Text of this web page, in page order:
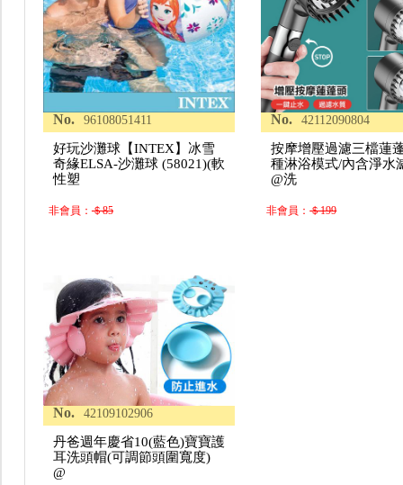
No. 96108051411
好玩沙灘球【INTEX】冰雪
奇緣ELSA-沙灘球 (58021)(軟
性塑
非會員：＄85
No. 42112090804
按摩增壓過濾三檔蓮
種淋浴模式/內含淨水
@洗
非會員：＄199
No. 42109102906
丹爸週年慶省10(藍色)寶寶護
耳洗頭帽(可調節頭圍寬度)
@